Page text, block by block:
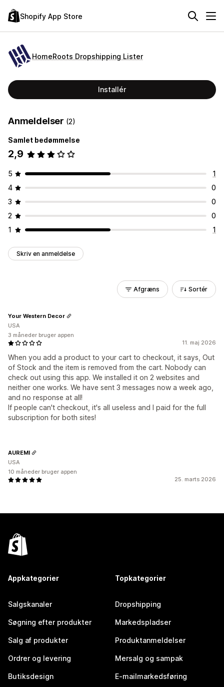
Shopify App Store
HomeRoots Dropshipping Lister
Installér
Anmeldelser (2)
Samlet bedømmelse
2,9
5
1
4
0
3
0
2
0
1
1
Skriv en anmeldelse
Afgræns Sortér
11. maj 2026
When you add a product to your cart to checkout, it says, Out
of Stock and the item is removed from the cart. Nobody can
check out using this app. We installed it on 2 websites and
neither one works. We have sent 3 messages now a week ago,
and no response at all!
If people can't checkout, it's all useless and I paid for the full
subscription for both sites!
Your Western Decor
USA
3 måneder bruger appen
25. marts 2026
AUREMI
USA
10 måneder bruger appen
Appkategorier
Salgskanaler
Søgning efter produkter
Salg af produkter
Ordrer og levering
Butiksdesign
Topkategorier
Dropshipping
Markedspladser
Produktanmeldelser
Mersalg og sampak
E-mailmarkedsføring